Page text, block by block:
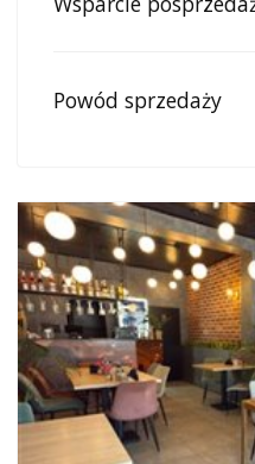
Powód sprzedaży